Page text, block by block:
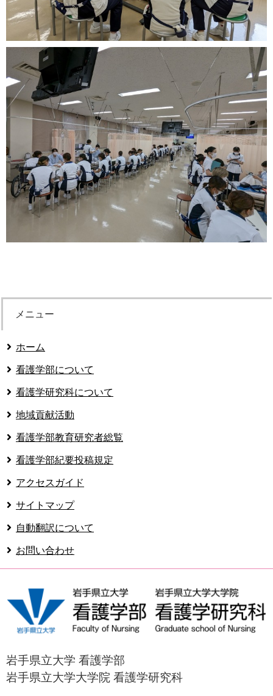
メニュー
ホーム
看護学部について
看護学研究科について
地域貢献活動
看護学部教育研究者総覧
看護学部紀要投稿規定
アクセスガイド
サイトマップ
自動翻訳について
お問い合わせ
岩手県立大学 看護学部
岩手県立大学大学院 看護学研究科